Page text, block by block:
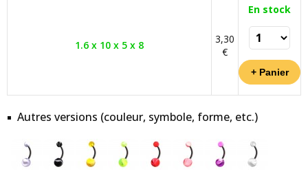
1.6 x 10 x 5 x 8
3,30
€
En stock
Autres versions (couleur, symbole, forme, etc.)